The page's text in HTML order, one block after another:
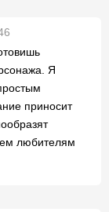
Я
приносит
любителям